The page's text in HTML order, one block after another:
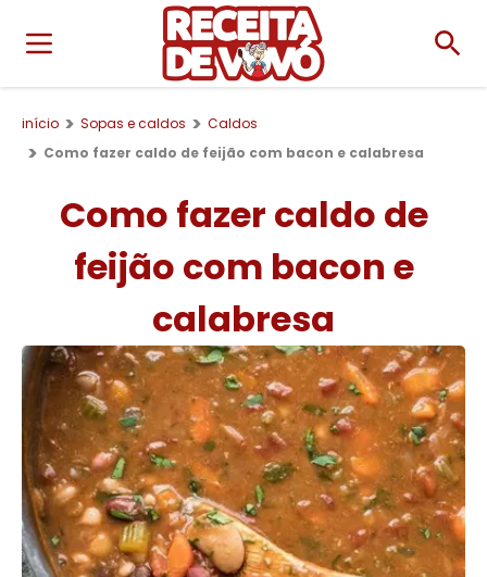
início Sopas e caldos
Caldos
Como fazer caldo de feijão com bacon e calabresa
Como fazer caldo de
feijão com bacon e
calabresa